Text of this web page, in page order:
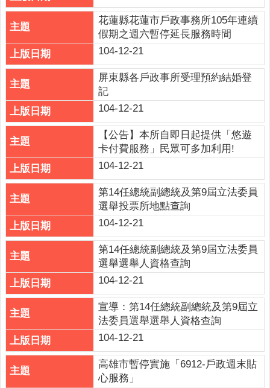
網
站
全
政
策
隱
私
權
政
策
政
府
站
資
料
放
宣
告
花蓮縣花蓮市戶政事務所105年連續
假期之週六暫停延長服務時間
104-12-21
屏東縣各戶政事所受理預約結婚登
記
104-12-21
【公告】本所自即日起提供「悠遊
卡付費服務」民眾可多加利用!
104-12-21
第14任總統副總統及第9屆立法委員
選舉投票所地點查詢
104-12-21
第14任總統副總統及第9屆立法委員
選舉選舉人資格查詢
104-12-21
宣導：第14任總統副總統及第9屆立
法委員選舉選舉人資格查詢
104-12-21
高雄市暫停實施「6912-戶政週末貼
心服務」